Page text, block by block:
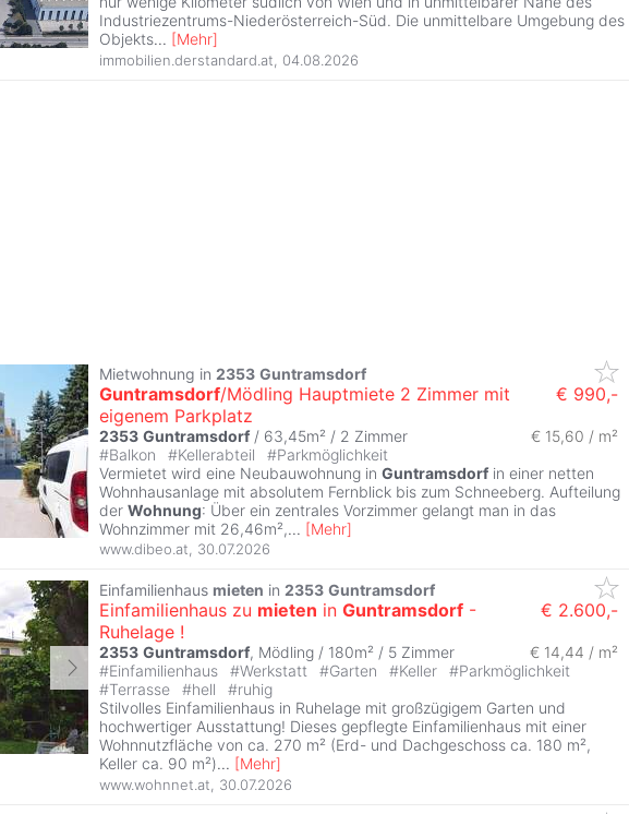
Industriezentrums-Niederösterreich-Süd. Die unmittelbare Umgebung des
Objekts... [Mehr]
immobilien.derstandard.at 04.08.2026
Mietwohnung in 2353 Guntramsdorf
Guntramsdorf/Mödling Hauptmiete 2 Zimmer mit
eigenem Parkplatz
€ 990,-
2353 Guntramsdorf / 63,45m² / 2 Zimmer
€ 15,60 / m²
#Balkon #Kellerabteil #Parkmöglichkeit
Vermietet wird eine Neubauwohnung in Guntramsdorf in einer netten
Wohnhausanlage mit absolutem Fernblick bis zum Schneeberg. Aufteilung
der Wohnung: Über ein zentrales Vorzimmer gelangt man in das
Wohnzimmer mit 26,46m²,... [Mehr]
www.dibeo.at, 30.07.2026
Einfamilienhaus mieten in 2353 Guntramsdorf
Einfamilienhaus zu mieten in Guntramsdorf -
Ruhelage !
€ 2.600,-
2353 Guntramsdorf, Mödling / 180m² / 5 Zimmer € 14,44 / m²
#Einfamilienhaus #Werkstatt #Garten #Keller #Parkmöglichkeit
#Terrasse #hell #ruhig
Stilvolles Einfamilienhaus in Ruhelage mit großzügigem Garten und
hochwertiger Ausstattung! Dieses gepflegte Einfamilienhaus mit einer
Wohnnutzfläche von ca. 270 m² (Erd- und Dachgeschoss ca. 180 m²,
Keller ca. 90 m²)... [Mehr]
www.wohnnet.at 30.07.2026